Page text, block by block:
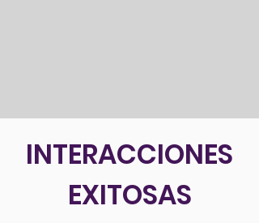
INTERACCIONES
EXITOSAS